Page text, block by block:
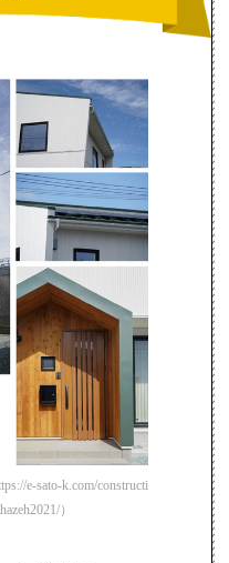
e-sato-k.com/constructi
）